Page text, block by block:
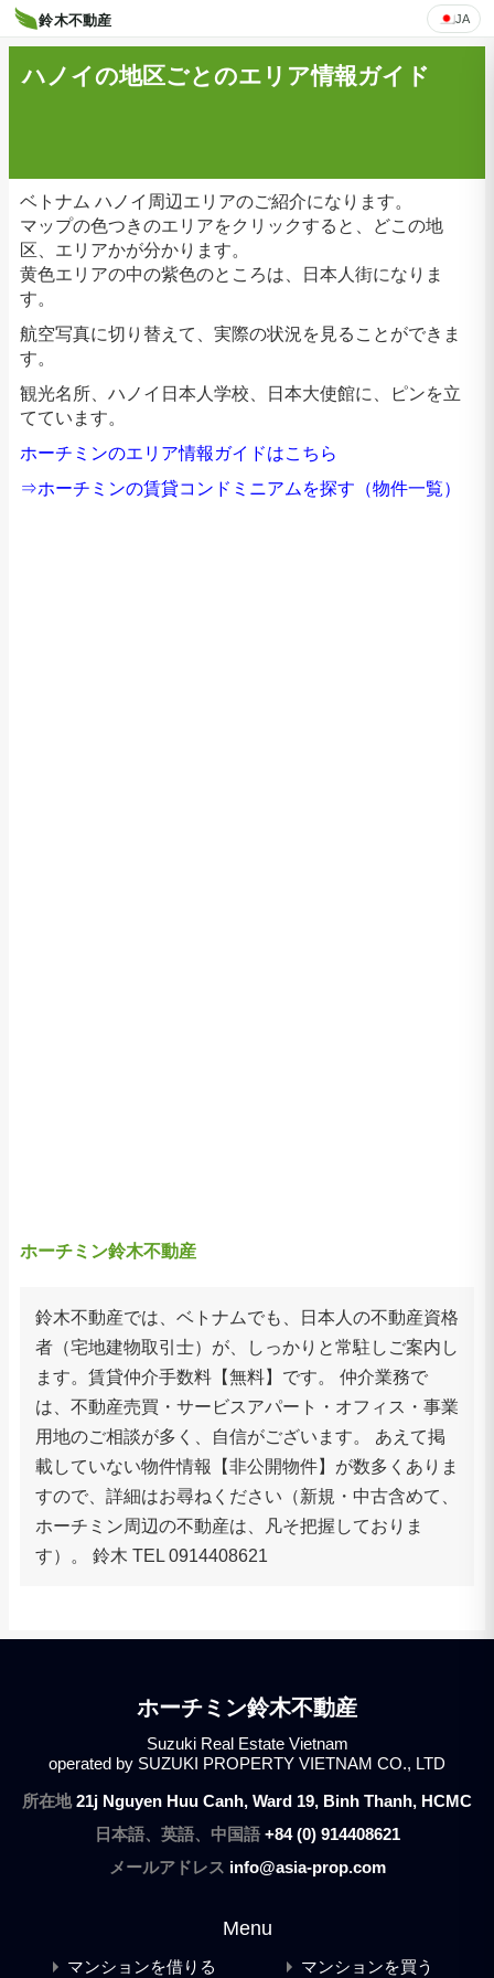
ハノイの地区ごとのエリア情報ガイド
ベトナム ハノイ周辺エリアのご紹介になります。
マップの色つきのエリアをクリックすると、どこの地
区、エリアかが分かります。
黄色エリアの中の紫色のところは、日本人街になりま
す。
航空写真に切り替えて、実際の状況を見ることができま
す。
観光名所、ハノイ日本人学校、日本大使館に、ピンを立
てています。
ホーチミンのエリア情報ガイドはこちら
⇒ホーチミンの賃貸コンドミニアムを探す（物件一覧）
ホーチミン鈴木不動産
鈴木不動産では、ベトナムでも、日本人の不動産資格
者（宅地建物取引士）が、しっかりと常駐しご案内し
ます。賃貸仲介手数料【無料】です。 仲介業務で
は、不動産売買・サービスアパート・オフィス・事業
用地のご相談が多く、自信がございます。 あえて掲
載していない物件情報【非公開物件】が数多くありま
すので、詳細はお尋ねください（新規・中古含めて、
ホーチミン周辺の不動産は、凡そ把握しておりま
す）。 鈴木 TEL 0914408621
ホーチミン鈴木不動産
Suzuki Real Estate Vietnam
operated by SUZUKI PROPERTY VIETNAM CO., LTD
所在地21j Nguyen Huu Canh, Ward 19, Binh Thanh, HCMC
日本語、英語、中国語 +84 (0) 914408621
メールアドレス info@asia-prop.com
Menu
マンションを借りる マンションを買う
鈴木不動産 JA